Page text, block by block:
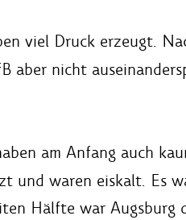
viel Druck erzeugt.
nicht
am Anfang auch
und waren eiskalt. Es
Hälfte war Augsburg